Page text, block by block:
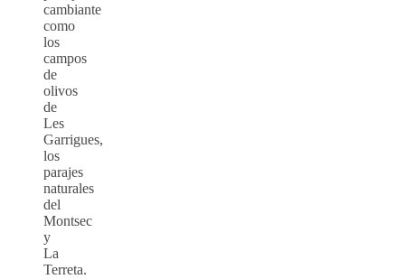
cambiante
como
los
campos
de
olivos
de
Les
Garrigues,
los
parajes
naturales
del
Montsec
y
La
Terreta.